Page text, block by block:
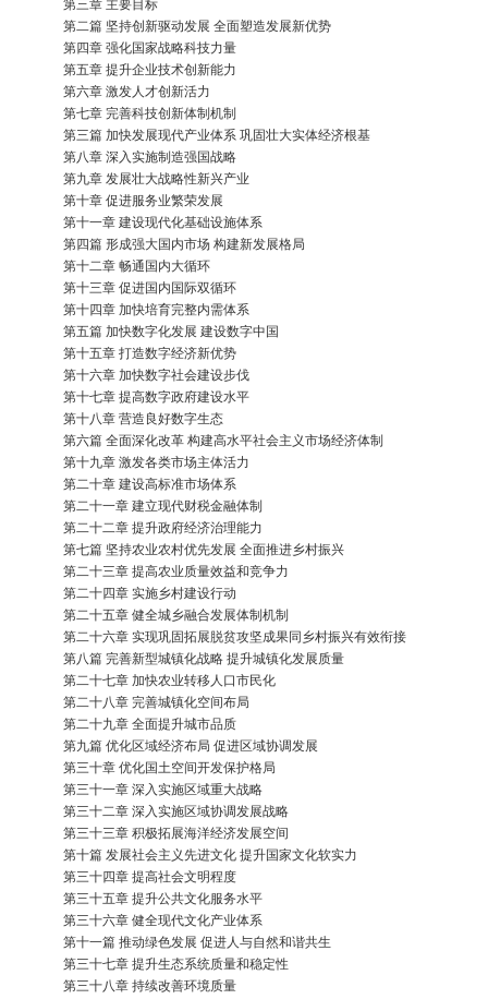
第三章 主要目标
第二篇 坚持创新驱动发展 全面塑造发展新优势
第四章 强化国家战略科技力量
第五章 提升企业技术创新能力
第六章 激发人才创新活力
第七章 完善科技创新体制机制
第三篇 加快发展现代产业体系 巩固壮大实体经济根基
第八章 深入实施制造强国战略
第九章 发展壮大战略性新兴产业
第十章 促进服务业繁荣发展
第十一章 建设现代化基础设施体系
第四篇 形成强大国内市场 构建新发展格局
第十二章 畅通国内大循环
第十三章 促进国内国际双循环
第十四章 加快培育完整内需体系
第五篇 加快数字化发展 建设数字中国
第十五章 打造数字经济新优势
第十六章 加快数字社会建设步伐
第十七章 提高数字政府建设水平
第十八章 营造良好数字生态
第六篇 全面深化改革 构建高水平社会主义市场经济体制
第十九章 激发各类市场主体活力
第二十章 建设高标准市场体系
第二十一章 建立现代财税金融体制
第二十二章 提升政府经济治理能力
第七篇 坚持农业农村优先发展 全面推进乡村振兴
第二十三章 提高农业质量效益和竞争力
第二十四章 实施乡村建设行动
第二十五章 健全城乡融合发展体制机制
第二十六章 实现巩固拓展脱贫攻坚成果同乡村振兴有效衔接
第八篇 完善新型城镇化战略 提升城镇化发展质量
第二十七章 加快农业转移人口市民化
第二十八章 完善城镇化空间布局
第二十九章 全面提升城市品质
第九篇 优化区域经济布局 促进区域协调发展
第三十章 优化国土空间开发保护格局
第三十一章 深入实施区域重大战略
第三十二章 深入实施区域协调发展战略
第三十三章 积极拓展海洋经济发展空间
第十篇 发展社会主义先进文化 提升国家文化软实力
第三十四章 提高社会文明程度
第三十五章 提升公共文化服务水平
第三十六章 健全现代文化产业体系
第十一篇 推动绿色发展 促进人与自然和谐共生
第三十七章 提升生态系统质量和稳定性
第三十八章 持续改善环境质量